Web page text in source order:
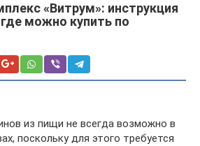
«Витрум»: инструкция
можно купить по
из пищи не всегда возможно в
поскольку для этого требуется